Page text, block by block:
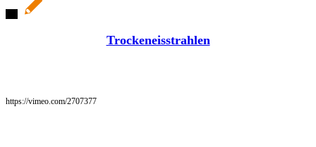
Trockeneisstrahlen
https://vimeo.com/2707377